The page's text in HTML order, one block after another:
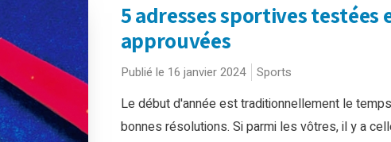
5 adresses sportives testées
approuvées
Publié le 16 janvier 2024 Sports
Le début d'année est traditionnellement le
bonnes résolutions. Si parmi les vôtres, il y a